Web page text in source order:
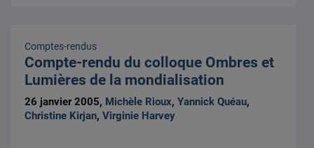
Comptes-rendus
Compte-rendu du colloque Ombres et
Lumières de la mondialisation
26 janvier 2005, Michèle Rioux,Yannick Quéau,
Christine Kirjan,Virginie Harvey